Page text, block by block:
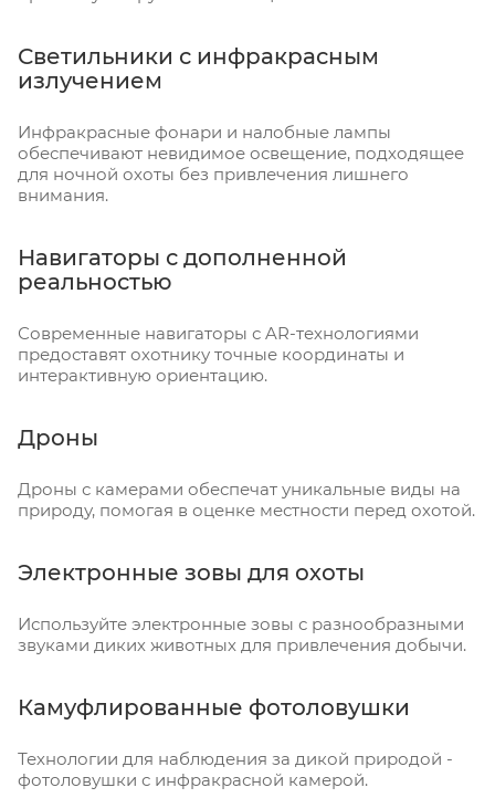
Светильники с инфракрасным
излучением
Инфракрасные фонари и налобные лампы
обеспечивают невидимое освещение, подходящее
для ночной охоты без привлечения лишнего
внимания.
Навигаторы с дополненной
реальностью
Современные навигаторы с AR-технологиями
предоставят охотнику точные координаты и
интерактивную ориентацию.
Дроны
Дроны с камерами обеспечат уникальные виды на
природу, помогая в оценке местности перед охотой.
Электронные зовы для охоты
Используйте электронные зовы с разнообразными
звуками диких животных для привлечения добычи.
Камуфлированные фотоловушки
Технологии для наблюдения за дикой природой -
фотоловушки с инфракрасной камерой.